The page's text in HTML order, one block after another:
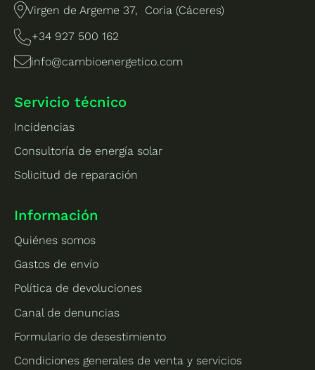
Virgen de Argeme 37, Coria (Cáceres)
+34 927 500 162
info@cambioenergetico.com
Servicio técnico
Incidencias
Consultoría de energía solar
Solicitud de reparación
Información
Quiénes somos
Gastos de envío
Política de devoluciones
Canal de denuncias
Formulario de desestimiento
Condiciones generales de venta y servicios